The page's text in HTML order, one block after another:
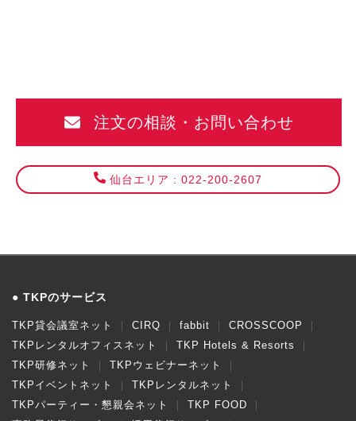
注文の相談・お問い合わせ
仙台エリア : 022-200-2607
TKPのサービス
TKP貸会議室ネット CIRQ fabbit
CROSSCOOP
TKPレンタルオフィスネット
TKP Hotels & Resorts
TKP研修ネット
TKPウェビナーネット
TKPイベントネット
TKPレンタルネット
TKPパーティー・懇親会ネット
TKP FOOD